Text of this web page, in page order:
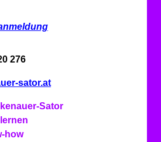
276
sator.at
Sator
how